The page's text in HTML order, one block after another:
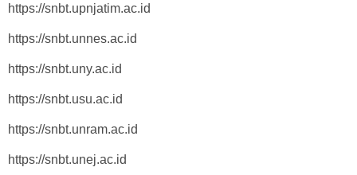
https://snbt.upnjatim.ac.id
https://snbt.unnes.ac.id
https://snbt.uny.ac.id
https://snbt.usu.ac.id
https://snbt.unram.ac.id
https://snbt.unej.ac.id